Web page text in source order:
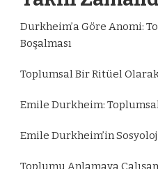
Durkheim’a Göre Anomi:
Boşalması
Toplumsal Bir Ritüel
Emile Durkheim:
Emile Durkheim’in
Toplumu Anlamaya